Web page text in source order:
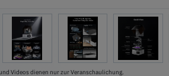
Videos dienen nur zur Veranschaulichung.